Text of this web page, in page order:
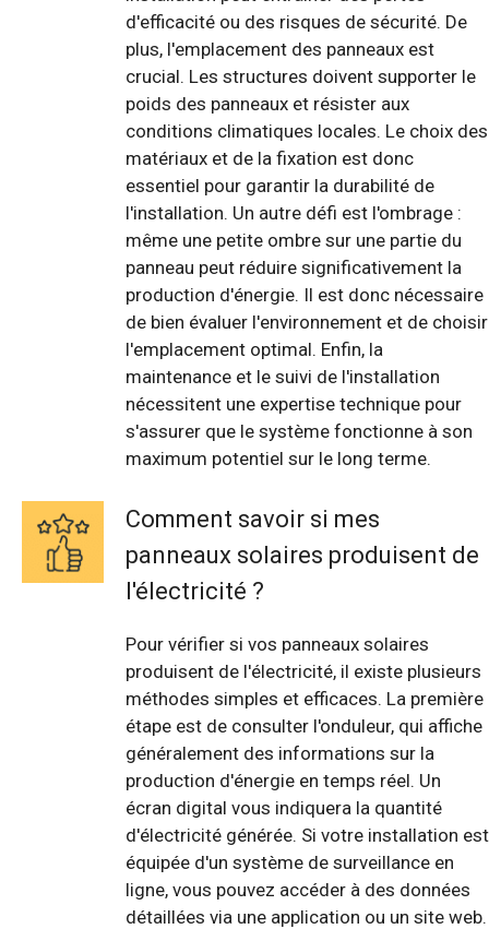
d'efficacité ou des risques de sécurité. De
plus, l'emplacement des panneaux est
crucial. Les structures doivent supporter le
poids des panneaux et résister aux
conditions climatiques locales. Le choix des
matériaux et de la fixation est donc
essentiel pour garantir la durabilité de
l'installation. Un autre défi est l'ombrage :
même une petite ombre sur une partie du
panneau peut réduire significativement la
production d'énergie. Il est donc nécessaire
de bien évaluer l'environnement et de choisir
l'emplacement optimal. Enfin, la
maintenance et le suivi de l'installation
nécessitent une expertise technique pour
s'assurer que le système fonctionne à son
maximum potentiel sur le long terme.
Comment savoir si mes
panneaux solaires produisent de
l'électricité ?
Pour vérifier si vos panneaux solaires
produisent de l'électricité, il existe plusieurs
méthodes simples et efficaces. La première
étape est de consulter l'onduleur, qui affiche
généralement des informations sur la
production d'énergie en temps réel. Un
écran digital vous indiquera la quantité
d'électricité générée. Si votre installation est
équipée d'un système de surveillance en
ligne, vous pouvez accéder à des données
détaillées via une application ou un site web.